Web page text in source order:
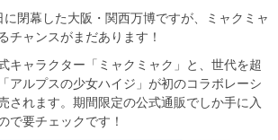
閉幕した大阪・関西万博ですが、ミャクミャ
チャンスがまだあります！
キャラクター「ミャクミャク」と、世代を超
アルプスの少女ハイジ」が初のコラボレーシ
されます。期間限定の公式通販でしか手に入
で要チェックです！